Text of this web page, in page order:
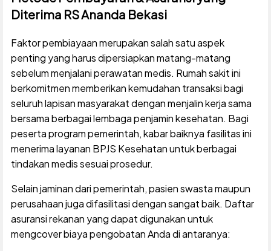
Diterima RS Ananda Bekasi
Faktor pembiayaan merupakan salah satu aspek
penting yang harus dipersiapkan matang-matang
sebelum menjalani perawatan medis. Rumah sakit ini
berkomitmen memberikan kemudahan transaksi bagi
seluruh lapisan masyarakat dengan menjalin kerja sama
bersama berbagai lembaga penjamin kesehatan. Bagi
peserta program pemerintah, kabar baiknya fasilitas ini
menerima layanan BPJS Kesehatan untuk berbagai
tindakan medis sesuai prosedur.
Selain jaminan dari pemerintah, pasien swasta maupun
perusahaan juga difasilitasi dengan sangat baik. Daftar
asuransi rekanan yang dapat digunakan untuk
mengcover biaya pengobatan Anda di antaranya: